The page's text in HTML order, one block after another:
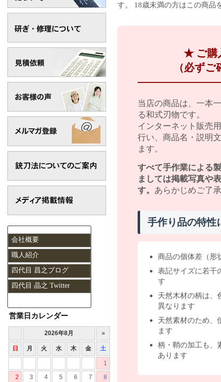
す。 18歳未満の方はこの商品
★ ご購
（必ず
当店の商品は、一本
る和式刃物です。
インターネット販売
行い、商品名・説明
ます。
すべて手作業による
ましては掲載写真や
す。 あらかじめご了
手作り品の特性
商品の個体差（形
表記サイズに若干
す
天然木材の柄は、
異なります
天然素材のため、
ます
柄・鞘の加工も、
あります
会社概要
職人紹介
四代目 昌之ブログ
四代目 晶之 Twitter
営業日カレンダー